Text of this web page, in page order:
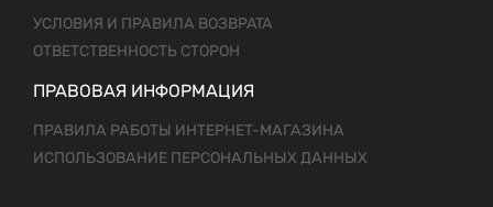
УСЛОВИЯ И ПРАВИЛА ВОЗВРАТА
ОТВЕТСТВЕННОСТЬ СТОРОН
ПРАВОВАЯ ИНФОРМАЦИЯ
ПРАВИЛА РАБОТЫ ИНТЕРНЕТ-МАГАЗИНА
ИСПОЛЬЗОВАНИЕ ПЕРСОНАЛЬНЫХ ДАННЫХ